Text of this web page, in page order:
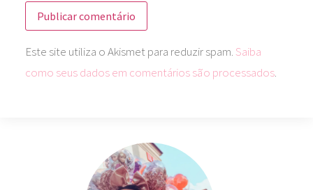
Este site utiliza o Akismet para reduzir spam. Saiba
como seus dados em comentários são processados.